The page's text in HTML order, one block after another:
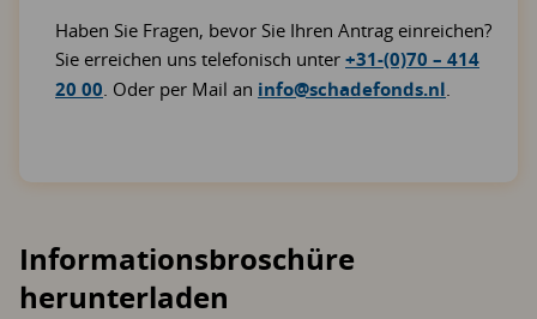
Haben Sie Fragen, bevor Sie Ihren Antrag einreichen?
Sie erreichen uns telefonisch unter +31-(0)70 – 414
20 00. Oder per Mail an info@schadefonds.nl.
Informationsbroschüre
herunterladen